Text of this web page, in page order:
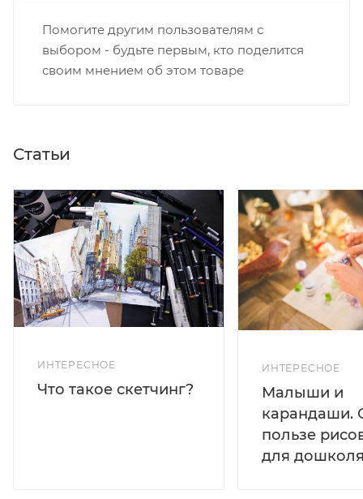
Помогите другим пользователям с
выбором - будьте первым, кто поделится
своим мнением об этом товаре
Статьи
ИНТЕРЕСНОЕ
Что такое скетчинг?
ИНТЕРЕСНОЕ
Малыши и
карандаши.
пользе
для